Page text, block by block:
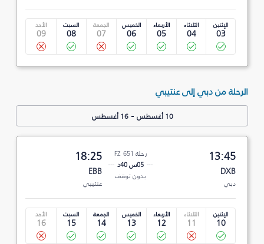
الإثنين
03
الثلاثاء
04
الأربعاء
05
الخميس
06
الجمعة
07
السبت
08
الأحد
09
الرحلة من دبي إلى عنتيبي
10 أغسطس -16 أغسطس
13:45
DXB
دبي
رحلة FZ 651
05س 40د
بدون توقف
18:25
EBB
عنتيبي
الإثنين
10
الثلاثاء
11
الأربعاء
12
الخميس
13
الجمعة
14
السبت
15
الأحد
16